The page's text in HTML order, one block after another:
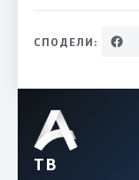
СПОДЕЛИ:
ТВ